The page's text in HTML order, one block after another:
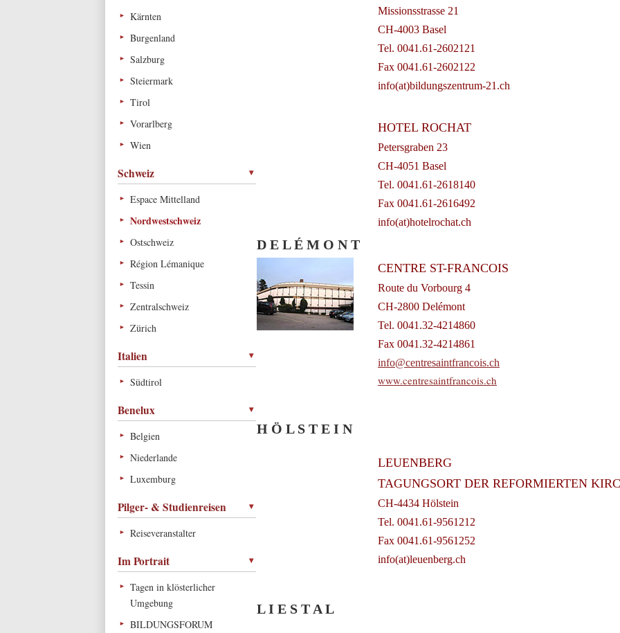
Kärnten
Burgenland
Salzburg
Steiermark
Tirol
Vorarlberg
Wien
Schweiz
Espace Mittelland
Nordwestschweiz
Ostschweiz
Région Lémanique
Tessin
Zentralschweiz
Zürich
Italien
Südtirol
Benelux
Belgien
Niederlande
Luxemburg
Pilger- & Studienreisen
Reiseveranstalter
Im Portrait
Tagen in klösterlicher
Umgebung
BILDUNGSFORUM
Missionsstrasse 21
CH-4003 Basel
Tel. 0041.61-2602121
Fax 0041.61-2602122
info(at)bildungszentrum-21.ch
HOTEL ROCHAT
Petersgraben 23
CH-4051 Basel
Tel. 0041.61-2618140
Fax 0041.61-2616492
info(at)hotelrochat.ch
D E L É M O N T
CENTRE ST-FRANCOIS
Route du Vorbourg 4
CH-2800 Delémont
Tel. 0041.32-4214860
Fax 0041.32-4214861
info@centresaintfrancois.ch
www.centresaintfrancois.ch
H Ö L S T E I N
LEUENBERG
TAGUNGSORT DER REFORMIERTEN
CH-4434 Hölstein
Tel. 0041.61-9561212
Fax 0041.61-9561252
info(at)leuenberg.ch
L I E S T A L